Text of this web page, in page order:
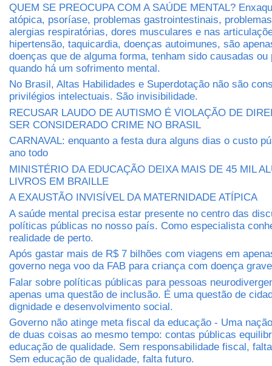
QUEM SE PREOCUPA COM A SAÚDE MENTAL?
atópica, psoríase, problemas gastrointestinais,
alergias respiratórias, dores musculares e nas
hipertensão, taquicardia, doenças autoimunes, são
doenças que de alguma forma, tenham sido causadas ou
quando há um sofrimento mental.
No Brasil, Altas Habilidades e Superdotação não são
privilégios intelectuais. São invisibilidade.
RECUSAR LAUDO DE AUTISMO É VIOLAÇÃO DE
SER CONSIDERADO CRIME NO BRASIL
CARNAVAL: enquanto a festa dura alguns dias o custo
ano todo
MINISTÉRIO DA EDUCAÇÃO DEIXA MAIS DE 45 MIL
LIVROS EM BRAILLE
A EXAUSTÃO INVISÍVEL DA MATERNIDADE ATÍPICA
A saúde mental precisa estar presente no centro das
políticas públicas no nosso país. Como especialista
realidade de perto.
Após gastar mais de R$ 7 bilhões com viagens em
governo nega voo da FAB para criança com doença grave
Falar sobre políticas públicas para pessoas
apenas uma questão de inclusão. É uma questão de
dignidade e desenvolvimento social.
Governo não atinge meta fiscal da educação - Uma
de duas coisas ao mesmo tempo: contas públicas
educação de qualidade. Sem responsabilidade fiscal,
Sem educação de qualidade, falta futuro.